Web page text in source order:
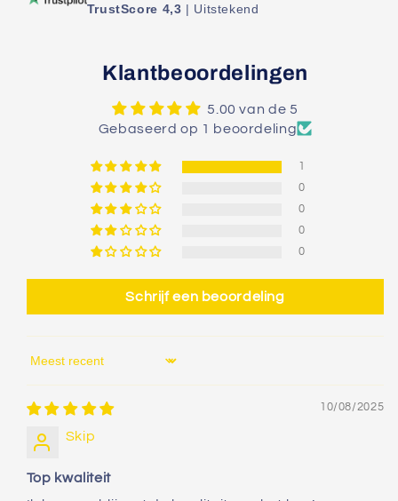
TrustScore 4,3 | Uitstekend
Klantbeoordelingen
5.00 van de 5
Gebaseerd op 1 beoordeling
0
0
0
0
Schrijf een beoordeling
Sort by
10/08/2025
Skip
Top kwaliteit